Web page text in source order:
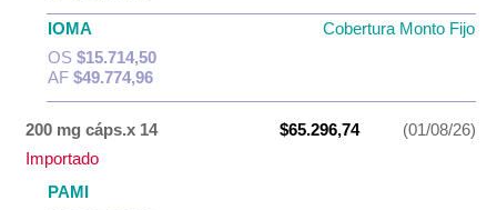
IOMA
Cobertura Monto Fijo
OS $15.714,50
AF $49.774,96
200 mg cáps.x 14 $65.296,74
(01/08/26)
Importado
PAMI